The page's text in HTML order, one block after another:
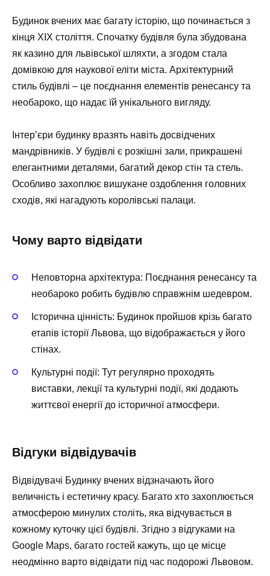
Будинок вчених має багату історію, що починається з
кінця ХІХ століття. Спочатку будівля була збудована
як казино для львівської шляхти, а згодом стала
домівкою для наукової еліти міста. Архітектурний
стиль будівлі – це поєднання елементів ренесансу та
необароко, що надає їй унікального вигляду.
Інтер’єри будинку вразять навіть досвідчених
мандрівників. У будівлі є розкішні зали, прикрашені
елегантними деталями, багатий декор стін та стель.
Особливо захоплює вишукане оздоблення головних
сходів, які нагадують королівські палаци.
Чому варто відвідати
Неповторна архітектура: Поєднання ренесансу та
необароко робить будівлю справжнім шедевром.
Історична цінність: Будинок пройшов крізь багато
етапів історії Львова, що відображається у його
стінах.
Культурні події: Тут регулярно проходять
виставки, лекції та культурні події, які додають
життєвої енергії до історичної атмосфери.
Відгуки відвідувачів
Відвідувачі Будинку вчених відзначають його
величність і естетичну красу. Багато хто захоплюється
атмосферою минулих століть, яка відчувається в
кожному куточку цієї будівлі. Згідно з відгуками на
Google Maps, багато гостей кажуть, що це місце
неодмінно варто відвідати під час подорожі Львовом.